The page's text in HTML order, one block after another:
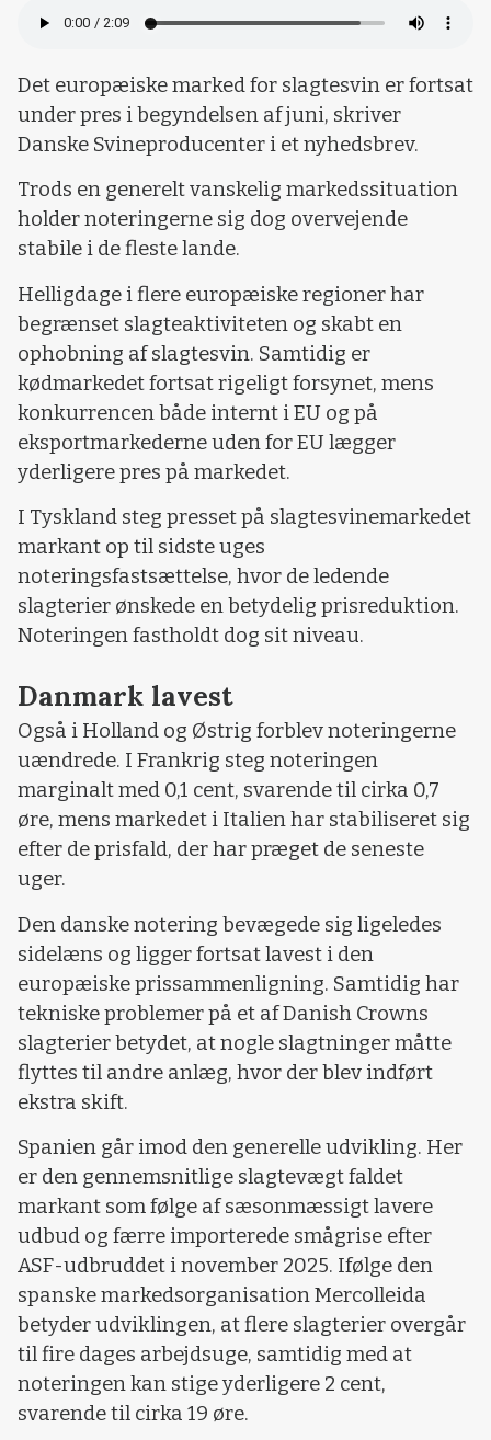
Det europæiske marked for slagtesvin er fortsat
under pres i begyndelsen af juni, skriver
Danske Svineproducenter i et nyhedsbrev.
Trods en generelt vanskelig markedssituation
holder noteringerne sig dog overvejende
stabile i de fleste lande.
Helligdage i flere europæiske regioner har
begrænset slagteaktiviteten og skabt en
ophobning af slagtesvin. Samtidig er
kødmarkedet fortsat rigeligt forsynet, mens
konkurrencen både internt i EU og på
eksportmarkederne uden for EU lægger
yderligere pres på markedet.
I Tyskland steg presset på slagtesvinemarkedet
markant op til sidste uges
noteringsfastsættelse, hvor de ledende
slagterier ønskede en betydelig prisreduktion.
Noteringen fastholdt dog sit niveau.
Danmark lavest
Også i Holland og Østrig forblev noteringerne
uændrede. I Frankrig steg noteringen
marginalt med 0,1 cent, svarende til cirka 0,7
øre, mens markedet i Italien har stabiliseret sig
efter de prisfald, der har præget de seneste
uger.
Den danske notering bevægede sig ligeledes
sidelæns og ligger fortsat lavest i den
europæiske prissammenligning. Samtidig har
tekniske problemer på et af Danish Crowns
slagterier betydet, at nogle slagtninger måtte
flyttes til andre anlæg, hvor der blev indført
ekstra skift.
Spanien går imod den generelle udvikling. Her
er den gennemsnitlige slagtevægt faldet
markant som følge af sæsonmæssigt lavere
udbud og færre importerede smågrise efter
ASF-udbruddet i november 2025. Ifølge den
spanske markedsorganisation Mercolleida
betyder udviklingen, at flere slagterier overgår
til fire dages arbejdsuge, samtidig med at
noteringen kan stige yderligere 2 cent,
svarende til cirka 19 øre.